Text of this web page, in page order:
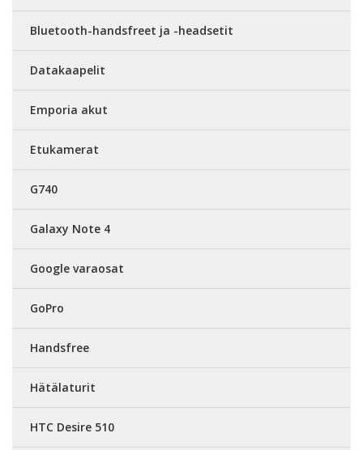
Bluetooth-handsfreet ja -headsetit
Datakaapelit
Emporia akut
Etukamerat
G740
Galaxy Note 4
Google varaosat
GoPro
Handsfree
Hätälaturit
HTC Desire 510